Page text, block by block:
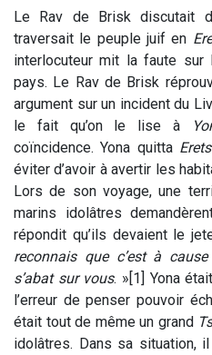
Le Rav de Brisk discutait
traversait le peuple juif en
interlocuteur mit la faute
pays. Le Rav de Brisk
argument sur un incident du
le fait qu’on le lise à
coïncidence. Yona quitta
éviter d’avoir à avertir les
Lors de son voyage, une
marins idolâtres
répondit qu’ils devaient le
reconnais que c’est à
s’abat sur vous. »[1] Yona
l’erreur de penser pouvoir
était tout de même un grand
idolâtres. Dans sa situation,